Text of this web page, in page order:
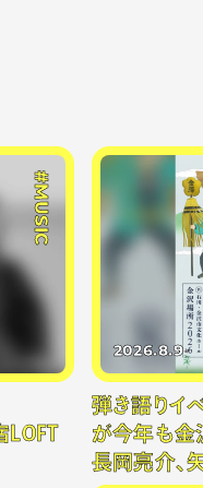
#MUSIC
LOFT
2026.8.9
弾き語りイ
が今年も金
長岡亮介、